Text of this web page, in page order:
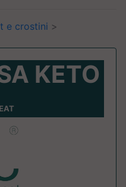
e crostini >
KETO